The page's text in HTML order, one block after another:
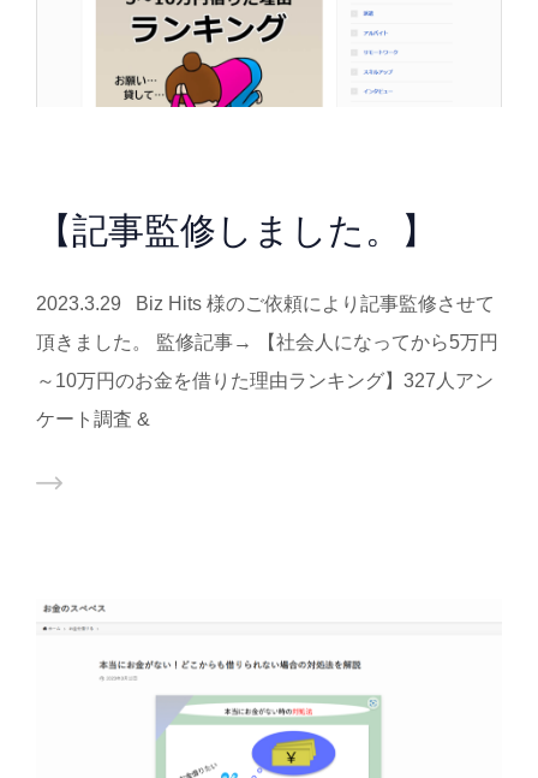
【記事監修しました。】
2023.3.29 Biz Hits 様のご依頼により記事監修させて
頂きました。 監修記事→ 【社会人になってから5万円
～10万円のお金を借りた理由ランキング】327人アン
ケート調査 &